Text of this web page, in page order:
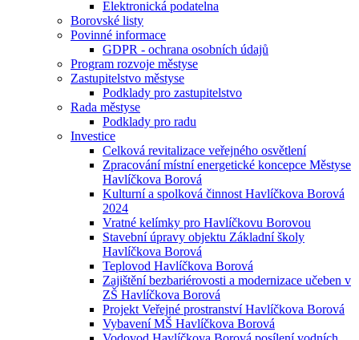
Elektronická podatelna
Borovské listy
Povinné informace
GDPR - ochrana osobních údajů
Program rozvoje městyse
Zastupitelstvo městyse
Podklady pro zastupitelstvo
Rada městyse
Podklady pro radu
Investice
Celková revitalizace veřejného osvětlení
Zpracování místní energetické koncepce Městyse
Havlíčkova Borová
Kulturní a spolková činnost Havlíčkova Borová
2024
Vratné kelímky pro Havlíčkovu Borovou
Stavební úpravy objektu Základní školy
Havlíčkova Borová
Teplovod Havlíčkova Borová
Zajištění bezbariérovosti a modernizace učeben v
ZŠ Havlíčkova Borová
Projekt Veřejné prostranství Havlíčkova Borová
Vybavení MŠ Havlíčkova Borová